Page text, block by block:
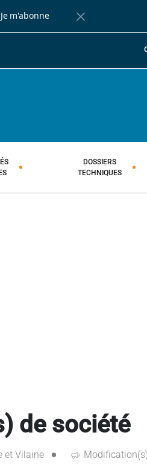
Je m'abonne
Fermer la barre
DOSSIERS
TECHNIQUES
de société
et Vilaine